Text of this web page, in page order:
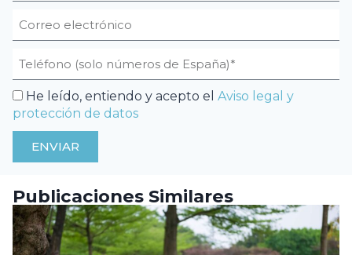
He leído, entiendo y acepto el Aviso legal y
protección de datos
ENVIAR
Publicaciones Similares